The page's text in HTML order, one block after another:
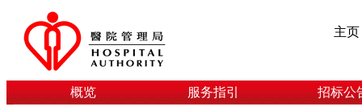
主页
概览 服务指引 招标公